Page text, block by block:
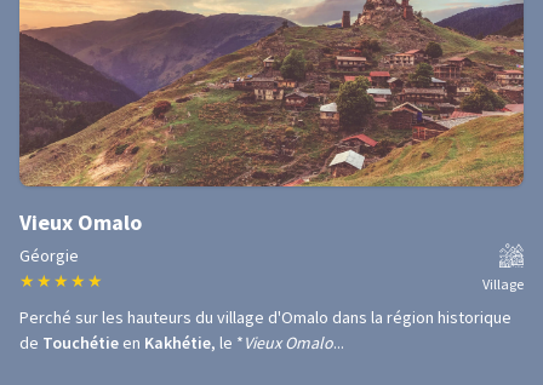
Vieux Omalo
Géorgie
★ ★ ★ ★ ★ Village
Perché sur les hauteurs du village d'Omalo dans la région historique
de Touchétie en Kakhétie, le *Vieux Omalo...